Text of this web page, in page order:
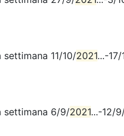
11/10/2021...-
settimana 6/9/2021...-12/